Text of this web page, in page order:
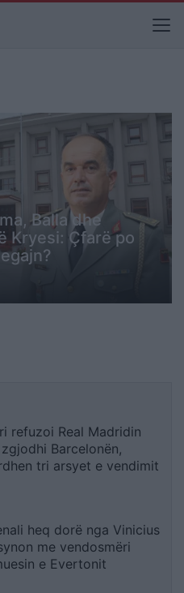
Balla dhe
Kryesi: Çfarë po
refuzoi Real Madridin
Barcelonën,
tri arsyet e vendimit
heq dorë nga Vinicius
me vendosmëri
e Evertonit